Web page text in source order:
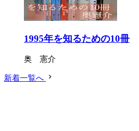
1995年を知るための10冊
奥 憲介
新着一覧へ